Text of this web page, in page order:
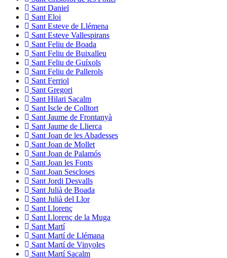
Sant Daniel
Sant Eloi
Sant Esteve de Llémena
Sant Esteve Vallespirans
Sant Feliu de Boada
Sant Feliu de Buixalleu
Sant Feliu de Guíxols
Sant Feliu de Pallerols
Sant Ferriol
Sant Gregori
Sant Hilari Sacalm
Sant Iscle de Colltort
Sant Jaume de Frontanyà
Sant Jaume de Llierca
Sant Joan de les Abadesses
Sant Joan de Mollet
Sant Joan de Palamós
Sant Joan les Fonts
Sant Joan Sescloses
Sant Jordi Desvalls
Sant Julià de Boada
Sant Julià del Llor
Sant Llorenç
Sant Llorenç de la Muga
Sant Martí
Sant Martí de Llémana
Sant Martí de Vinyoles
Sant Martí Sacalm